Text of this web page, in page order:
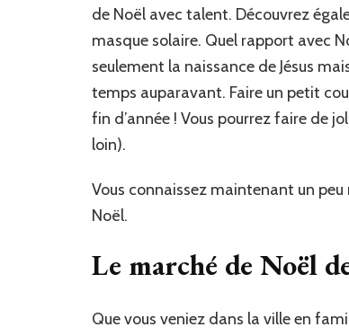
de Noël avec talent. Découvrez
masque solaire. Quel rapport avec
seulement la naissance de Jésus
temps auparavant. Faire un petit
fin d’année ! Vous pourrez faire de
loin).
Vous connaissez maintenant un
Noël.
Le marché de Noël
Que vous veniez dans la ville en